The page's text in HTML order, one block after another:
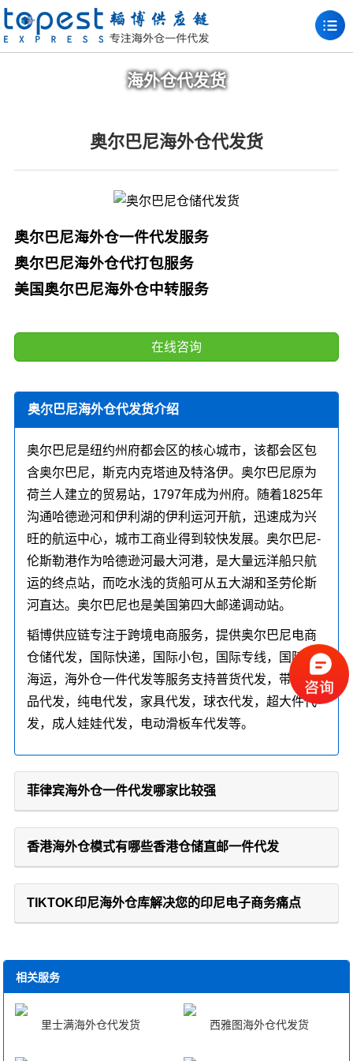
海外仓代发货
奥尔巴尼海外仓代发货
奥尔巴尼海外仓一件代发服务
奥尔巴尼海外仓代打包服务
美国奥尔巴尼海外仓中转服务
在线咨询
奥尔巴尼海外仓代发货介绍
奥尔巴尼是纽约州府都会区的核心城市，该都会区包
含奥尔巴尼，斯克内克塔迪及特洛伊。奥尔巴尼原为
荷兰人建立的贸易站，1797年成为州府。随着1825年
沟通哈德逊河和伊利湖的伊利运河开航，迅速成为兴
旺的航运中心，城市工商业得到较快发展。奥尔巴尼-
伦斯勒港作为哈德逊河最大河港，是大量远洋船只航
运的终点站，而吃水浅的货船可从五大湖和圣劳伦斯
河直达。奥尔巴尼也是美国第四大邮递调动站。
韬博供应链专注于跨境电商服务，提供奥尔巴尼电商
仓储代发，国际快递，国际小包，国际专线，国际空
海运，海外仓一件代发等服务支持普货代发，带电产
品代发，纯电代发，家具代发，球衣代发，超大件代
发，成人娃娃代发，电动滑板车代发等。
菲律宾海外仓一件代发哪家比较强
香港海外仓模式有哪些香港仓储直邮一件代发
TIKTOK印尼海外仓库解决您的印尼电子商务痛点
相关服务
里士满海外仓代发货 西雅图海外仓代发货